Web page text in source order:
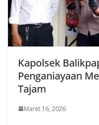
Kapolsek
Penganiayaan
Tajam
Maret 16, 2026